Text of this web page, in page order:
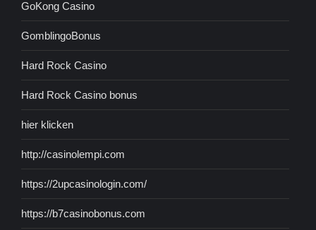
GoKong Casino
GomblingoBonus
Hard Rock Casino
Hard Rock Casino bonus
hier klicken
http://casinolempi.com
https://2upcasinologin.com/
https://b7casinobonus.com